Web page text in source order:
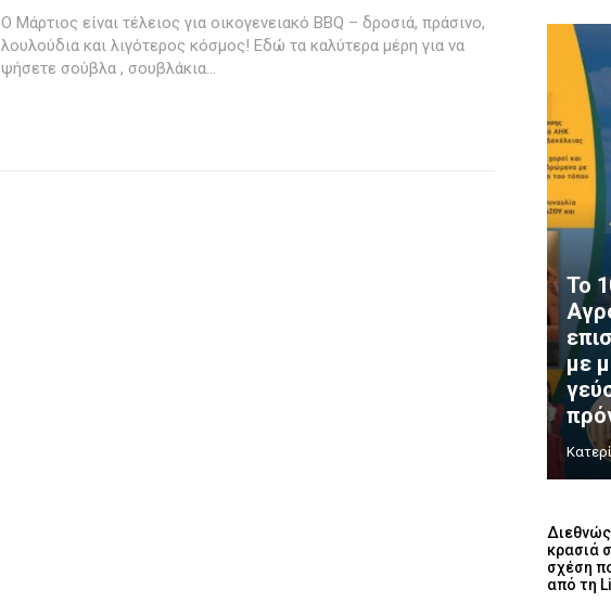
Ο Μάρτιος είναι τέλειος για οικογενειακό BBQ – δροσιά, πράσινο,
λουλούδια και λιγότερος κόσμος! Εδώ τα καλύτερα μέρη για να
ψήσετε σούβλα , σουβλάκια...
Το
με
κρασιά
σχέση
από τη